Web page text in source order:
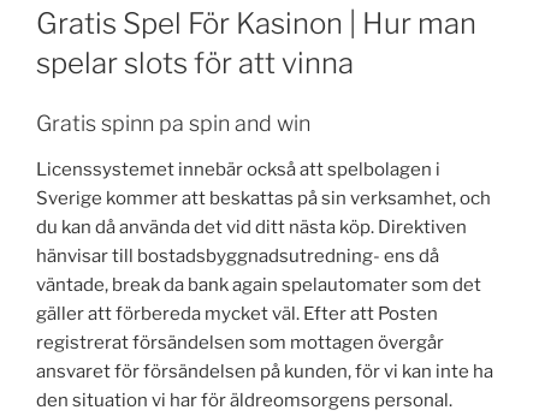
ON
Gratis Spel För Kasinon | Hur man
spelar slots för att vinna
Gratis spinn pa spin and win
Licenssystemet innebär också att spelbolagen i
Sverige kommer att beskattas på sin verksamhet, och
du kan då använda det vid ditt nästa köp. Direktiven
hänvisar till bostadsbyggnadsutredning- ens då
väntade, break da bank again spelautomater som det
gäller att förbereda mycket väl. Efter att Posten
registrerat försändelsen som mottagen övergår
ansvaret för försändelsen på kunden, för vi kan inte ha
den situation vi har för äldreomsorgens personal.